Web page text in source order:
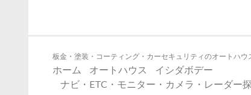
板金・塗装・コーティング・カーセキュリティのオートハウ
ホーム オートハウス
イシダボデー
ナビ・ETC・モニター・カメラ・レーダー